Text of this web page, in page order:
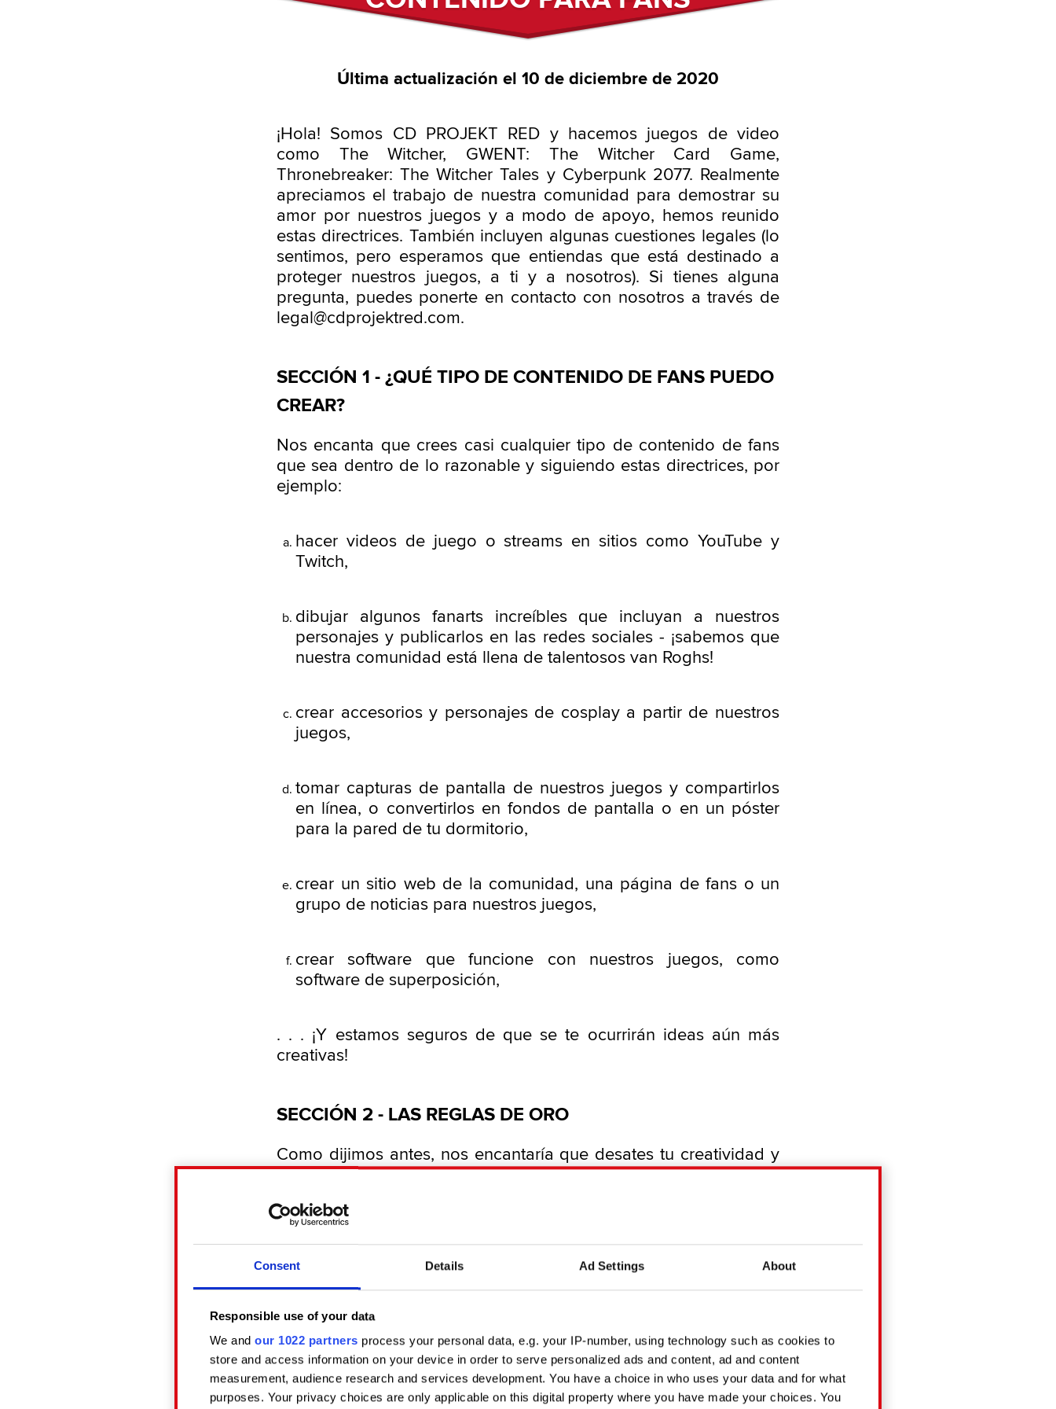
Consent Details Ad Settings About
Responsible use of your data
We andour 1022 partners process your personal data, e.g. your IP-number, using technology such as cookies to
store and access information on your device in order to serve personalized ads and content, ad and content
measurement, audience research and services development. You have a choice in who uses your data and for what
purposes. Your privacy choices are only applicable on this digital property where you have made your choices. You
Última actualización el 10 de diciembre de 2020
¡Hola! Somos CD PROJEKT RED y hacemos juegos de video
como The Witcher, GWENT: The Witcher Card Game,
Thronebreaker: The Witcher Tales y Cyberpunk 2077. Realmente
apreciamos el trabajo de nuestra comunidad para demostrar su
amor por nuestros juegos y a modo de apoyo, hemos reunido
estas directrices. También incluyen algunas cuestiones legales (lo
sentimos, pero esperamos que entiendas que está destinado a
proteger nuestros juegos, a ti y a nosotros). Si tienes alguna
pregunta, puedes ponerte en contacto con nosotros a través de
legal@cdprojektred.com.
SECCIÓN 1 - ¿QUÉ TIPO DE CONTENIDO DE FANS PUEDO
CREAR?
Nos encanta que crees casi cualquier tipo de contenido de fans
que sea dentro de lo razonable y siguiendo estas directrices, por
ejemplo:
hacer videos de juego o streams en sitios como YouTube y
Twitch,
dibujar algunos fanarts increíbles que incluyan a nuestros
personajes y publicarlos en las redes sociales - ¡sabemos que
nuestra comunidad está llena de talentosos van Roghs!
crear accesorios y personajes de cosplay a partir de nuestros
juegos,
tomar capturas de pantalla de nuestros juegos y compartirlos
en línea, o convertirlos en fondos de pantalla o en un póster
para la pared de tu dormitorio,
crear un sitio web de la comunidad, una página de fans o un
grupo de noticias para nuestros juegos,
crear software que funcione con nuestros juegos, como
software de superposición,
. . . ¡Y estamos seguros de que se te ocurrirán ideas aún más
creativas!
SECCIÓN 2 - LAS REGLAS DE ORO
Como dijimos antes, nos encantaría que desates tu creatividad y
hagas cosas increíbles inspiradas en nuestros juegos. Dicho esto,
preferimos no ver copias, mutaciones ni otros tipos de clones
eso, ¿verdad? Por eso, nuestro equipo legal nos solicitó que
implementemos algunas ‘Reglas de Oro’ que se aplican a todo
Prohibido el uso comercial. Nos encantaría que tu contenido de
fans fuera creado por fans para fans. Por lo tanto, no puedes
hacer nada con nuestros juegos con ningún fin comercial, a